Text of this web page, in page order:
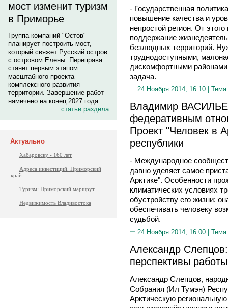
мост изменит туризм
в Приморье
Группа компаний "Остов"
планирует построить мост,
который свяжет Русский остров
с островом Елены. Переправа
станет первым этапом
масштабного проекта
комплексного развития
территории. Завершение работ
намечено на конец 2027 года.
статьи раздела
Актуально
Хабаровску - 160 лет
Адреса инвестиций. Приморский
край
Туризм: Приморский маршрут
Недвижимость Владивостока
- Государственная
повышение качества и
непростой регион. От
поддержание
безлюдных территорий.
труднодоступными,
дискомфортными районами
задача.
24 Ноября 2014, 16:10 | Тема
Владимир
федеративным
Проект "Человек в
республики
- Международное
давно уделяет самое
Арктике". Особенности
климатических условиях
обустройству его жизни:
обеспечивать человеку
судьбой.
24 Ноября 2014, 16:00 | Тема
Александр
перспективы
Александр Слепцов,
Собрания (Ил Тумэн)
Арктическую региональную